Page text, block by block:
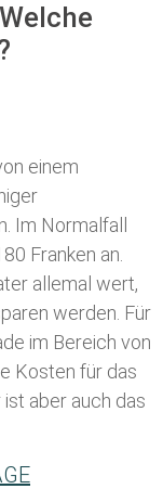
einem
Im Normalfall
Franken an.
allemal wert,
werden. Für
im Bereich von
Kosten für das
aber auch das